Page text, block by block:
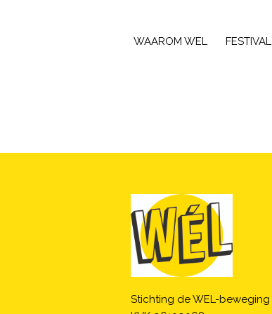
WAAROM WEL FESTIVAL
Stichting de WEL-beweging